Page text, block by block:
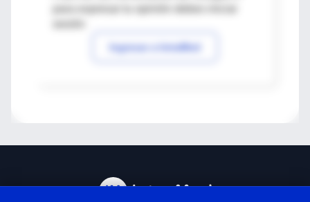
Ingresar a IntraMed